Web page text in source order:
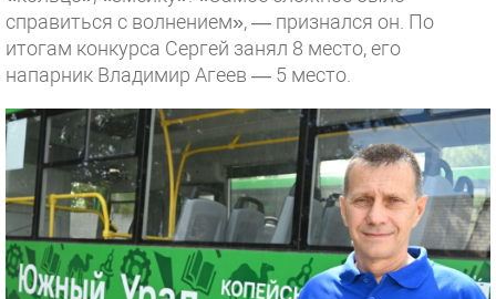
справиться с волнением», — признался он. По
итогам конкурса Сергей занял 8 место, его
напарник Владимир Агеев — 5 место.